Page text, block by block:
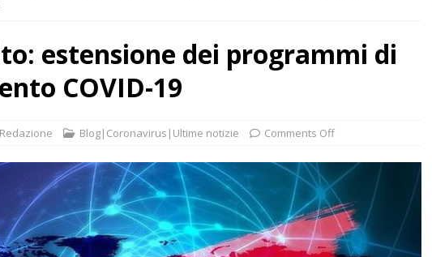
estensione dei programmi di
COVID-19
Redazione Blog|Coronavirus|Ultime notizie Comments Off